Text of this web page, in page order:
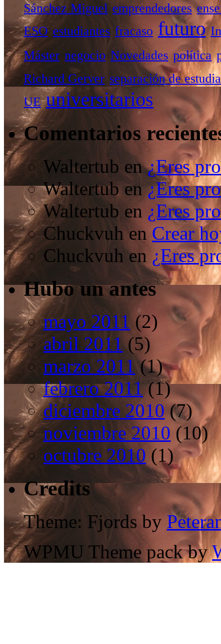
Sánchez Miguel emprendedores
ESO estudiantes fracaso futuro
Máster negocio Novedades política
Richard Gerver separación de
UE universitarios
Comentarios
Waltertub en¿Eres
Waltertuben¿Eres
Waltertub en ¿Eres
Chuckvuhen Crear
Chuckvuh en ¿Eres
Hubo un antes
mayo 2011 (2)
abril 2011(5)
marzo 2011 (1)
febrero 2011(1)
diciembre 2010(7)
noviembre 2010 (10)
octubre 2010 (1)
Credits
Theme: Fjords by
WPMU Theme pack by